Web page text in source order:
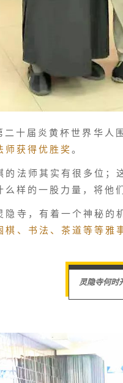
十届炎黄杯世界华人
师获得优胜奖。
的法师其实有很多位；
样的一股力量，将他
隐寺，有着一个神秘的
棋、书法、茶道等等雅
灵隐寺何时